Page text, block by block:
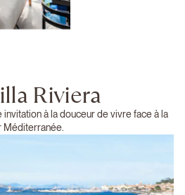
Riviera
invitation à la douceur de vivre face à la
Méditerranée.